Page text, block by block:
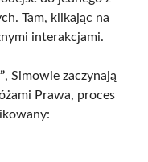
Tam, klikając na
interakcjami.
, Simowie zaczynają
Prawa, proces